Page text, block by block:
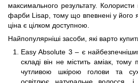
максимального результату. Колористи
фарби Lisap, тому що впевнені у його
ціна є цілком доступною.
Найпопулярніші засоби, які варто
Easy Absolute 3 – є
складі він не містить аміак, тому
чутливою шкірою голови та
освітлює натуральне волосся,